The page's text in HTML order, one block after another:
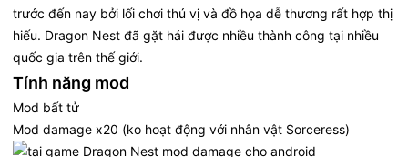
trước đến nay bởi lối chơi thú vị và đồ họa dễ thương rất hợp thị
hiếu. Dragon Nest đã gặt hái được nhiều thành công tại nhiều
quốc gia trên thế giới.
Tính năng mod
Mod bất tử
Mod damage x20 (ko hoạt động với nhân vật Sorceress)